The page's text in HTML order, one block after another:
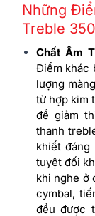
Những
Treble
Chất Âm
Điểm khác
lượng
từ hợp kim
để giảm
thanh
khiết
tuyệt đối
khi nghe ở
cymbal,
đều được